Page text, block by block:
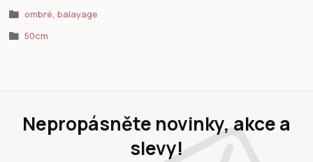
ombré, balayage
50cm
Nepropásněte novinky, akce a
slevy!